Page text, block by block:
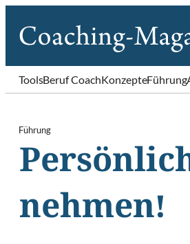
ToolsBeruf CoachKonzepteFührung
Führung
nehmen!